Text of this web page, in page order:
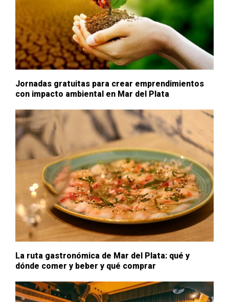
Jornadas gratuitas para crear emprendimientos
con impacto ambiental en Mar del Plata
La ruta gastronómica de Mar del Plata: qué y
dónde comer y beber y qué comprar